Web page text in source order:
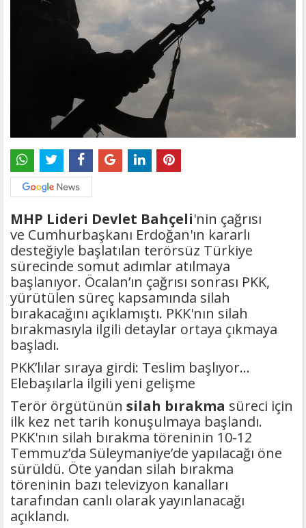
MHP Lideri Devlet Bahçeli'nin çağrısı
ve Cumhurbaşkanı Erdoğan'ın kararlı
desteğiyle başlatılan terörsüz Türkiye
sürecinde somut adımlar atılmaya
başlanıyor. Öcalan’ın çağrısı sonrası PKK,
yürütülen süreç kapsamında silah
bırakacağını açıklamıştı. PKK'nın silah
bırakmasıyla ilgili detaylar ortaya çıkmaya
başladı.
PKK’lılar sıraya girdi: Teslim başlıyor...
Elebaşılarla ilgili yeni gelişme
Terör örgütünün silah bırakma süreci için
ilk kez net tarih konuşulmaya başlandı.
PKK'nın silah bırakma töreninin 10-12
Temmuz’da Süleymaniye’de yapılacağı öne
sürüldü. Öte yandan silah bırakma
töreninin bazı televizyon kanalları
tarafından canlı olarak yayınlanacağı
açıklandı.